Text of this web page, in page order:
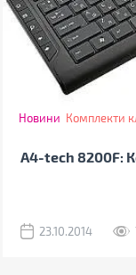
Новини Комплекти
A4-tech 8200F:
23.10.2014